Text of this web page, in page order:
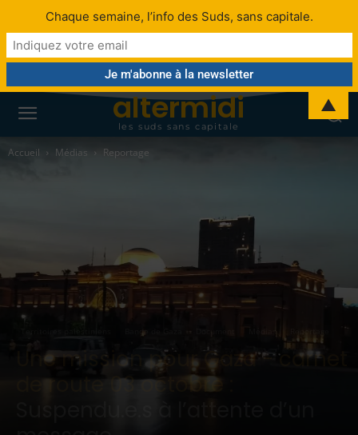
altermidi
les suds sans capitale
Accueil Médias Reportage
Bande de Gaza Reportage
Une mission pour Gaza - carnet
de route 03 octobre :
Chaque semaine, l’info des Suds, sans capitale.
▲